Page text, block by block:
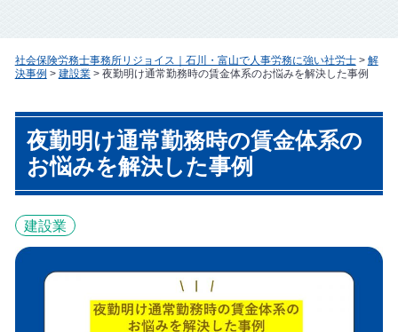
社会保険労務士事務所リジョイス｜石川・富山で人事労務に強い社労士> 解
決事例 > 建設業> 夜勤明け通常勤務時の賃金体系のお悩みを解決した事例
夜勤明け通常勤務時の賃金体系の
お悩みを解決した事例
建設業